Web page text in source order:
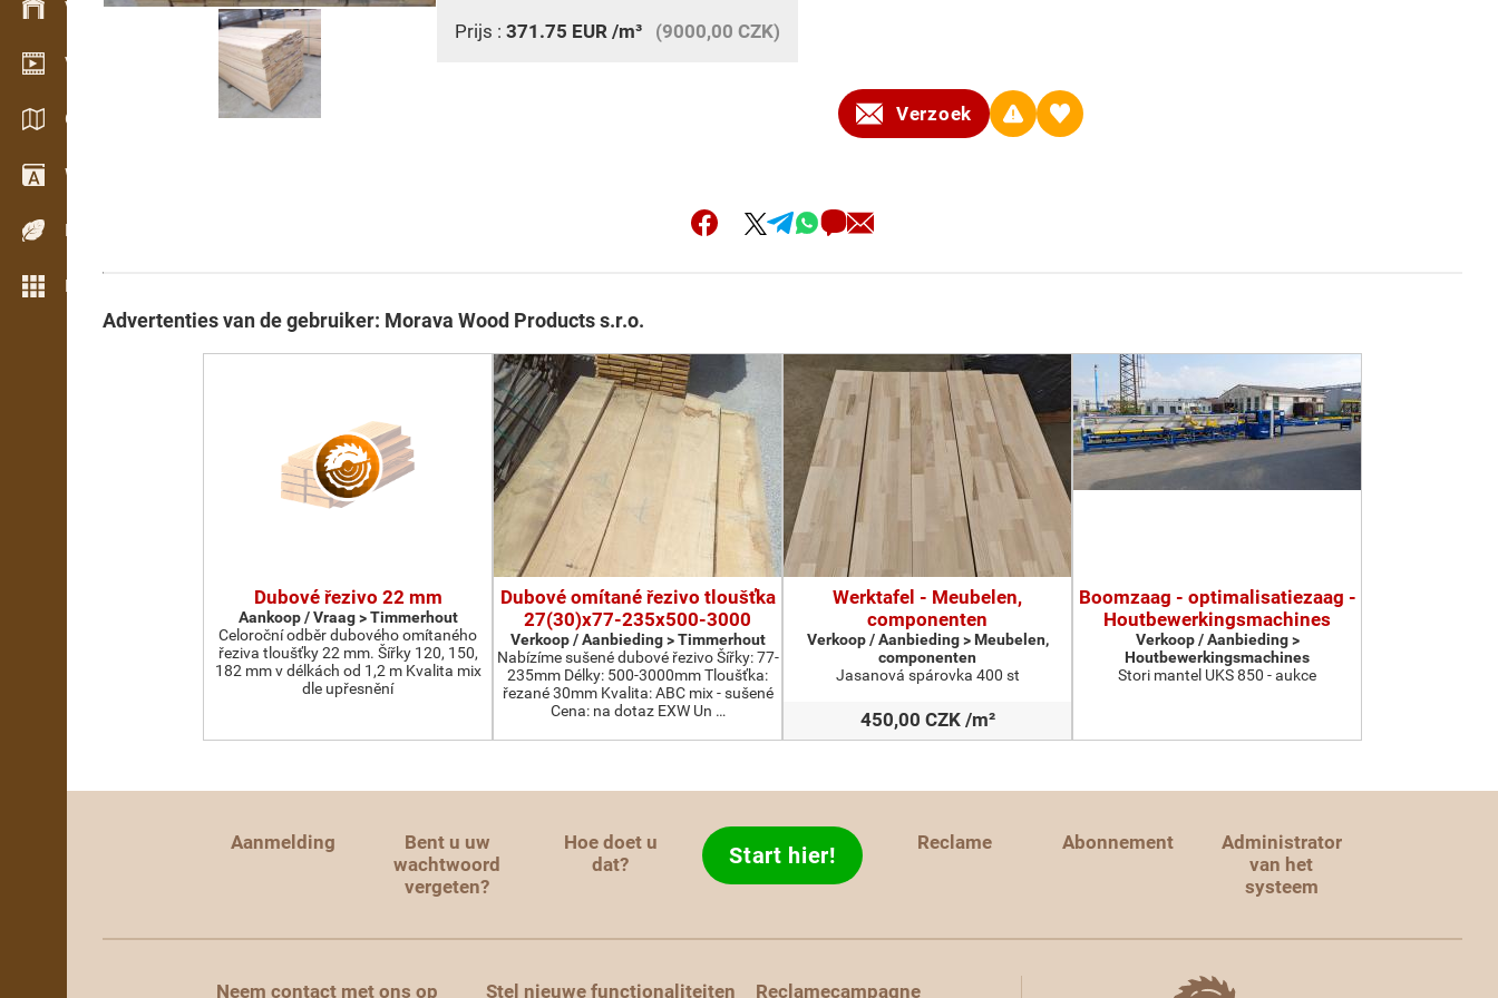
Voorraadbeheer
Video showroom
Catalogi / Brochures
Woordenboek
Houtsoorten
Meer opties
Prijs : 371.75 EUR /m³ (9000,00 CZK)
Verzoek
Advertenties van de gebruiker: Morava Wood Products s.r.o.
Dubové řezivo 22 mm
Aankoop / Vraag > Timmerhout
Celoroční odběr dubového omítaného
řeziva tloušťky 22 mm. Šířky 120, 150,
182 mm v délkách od 1,2 m Kvalita mix
dle upřesnění
Dubové omítané řezivo tloušťka
27(30)x77-235x500-3000
Verkoop / Aanbieding > Timmerhout
Nabízíme sušené dubové řezivo Šířky: 77-
235mm Délky: 500-3000mm Tloušťka:
řezané 30mm Kvalita: ABC mix - sušené
Cena: na dotaz EXW Un …
Werktafel - Meubelen,
componenten
Verkoop / Aanbieding > Meubelen,
componenten
Jasanová spárovka 400 st
450,00 CZK /m²
Boomzaag - optimalisatiezaag -
Houtbewerkingsmachines
Verkoop / Aanbieding >
Houtbewerkingsmachines
Stori mantel UKS 850 - aukce
Aanmelding
Bent u uw
wachtwoord
vergeten?
Hoe doet u
dat?
Start hier! Reclame Abonnement
Administrator
van het
systeem
Neem contact met ons op Stel nieuwe functionaliteiten Reclamecampagne